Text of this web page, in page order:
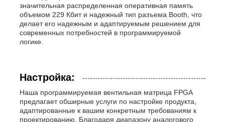
значительная распределенная оперативная память
объемом 229 Кбит и надежный тип разъема Booth, что
делает его надежным и адаптируемым решением для
современных потребностей в программируемой
логике.
Настройка:
Наша программируемая вентильная матрица FPGA
предлагает обширные услуги по настройке продукта,
адаптированные к вашим конкретным требованиям к
проектированию. Благодаря диапазону аналогового